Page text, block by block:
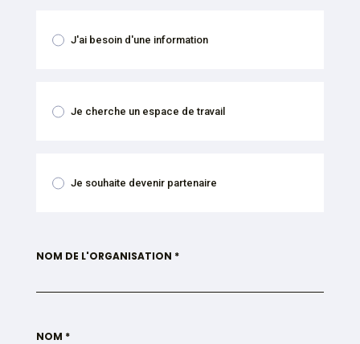
J'ai besoin d'une information
Je cherche un espace de travail
Je souhaite devenir partenaire
NOM DE L'ORGANISATION *
NOM *